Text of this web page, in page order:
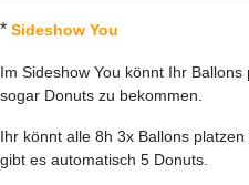
* Sideshow You
Im Sideshow You könnt Ihr
sogar Donuts zu bekommen.
Ihr könnt alle 8h 3x Ballons
gibt es automatisch 5 Donuts.